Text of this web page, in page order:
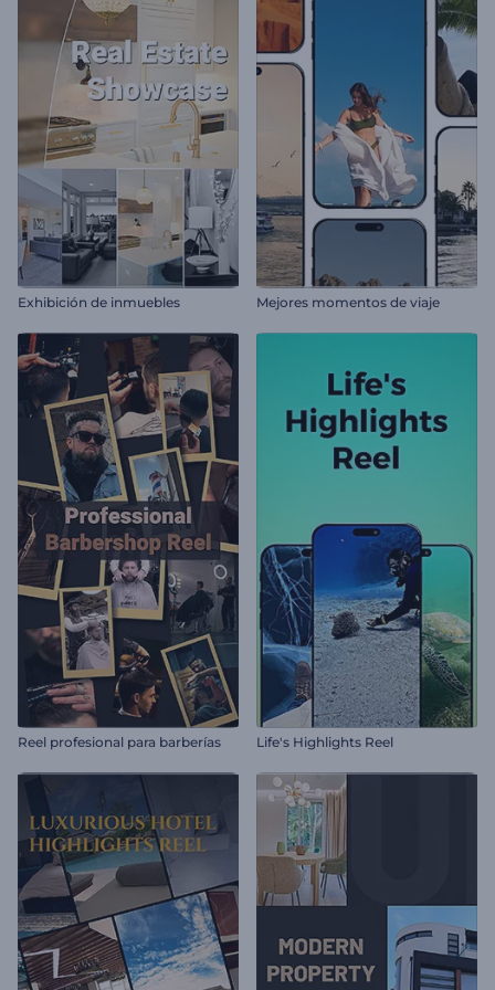
Exhibición de inmuebles Mejores momentos de viaje
Reel profesional para barberías Life's Highlights Reel